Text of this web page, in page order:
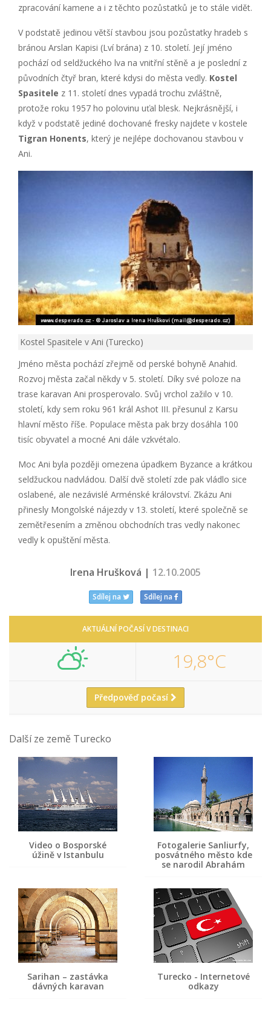
zpracování kamene a i z těchto pozůstatků je to stále vidět.
V podstatě jedinou větší stavbou jsou pozůstatky hradeb s
bránou Arslan Kapisi (Lví brána) z 10. století. Její jméno
pochází od seldžuckého lva na vnitřní stěně a je poslední z
původních čtyř bran, které kdysi do města vedly. Kostel
Spasitele z 11. století dnes vypadá trochu zvláštně,
protože roku 1957 ho polovinu uťal blesk. Nejkrásnější, i
když v podstatě jediné dochované fresky najdete v kostele
Tigran Honents, který je nejlépe dochovanou stavbou v
Ani.
Kostel Spasitele v Ani (Turecko)
Jméno města pochází zřejmě od perské bohyně Anahid.
Rozvoj města začal někdy v 5. století. Díky své poloze na
trase karavan Ani prosperovalo. Svůj vrchol zažilo v 10.
století, kdy sem roku 961 král Ashot III. přesunul z Karsu
hlavní město říše. Populace města pak brzy dosáhla 100
tisíc obyvatel a mocné Ani dále vzkvétalo.
Moc Ani byla později omezena úpadkem Byzance a krátkou
seldžuckou nadvládou. Další dvě století zde pak vládlo sice
oslabené, ale nezávislé Arménské království. Zkázu Ani
přinesly Mongolské nájezdy v 13. století, které společně se
zemětřesením a změnou obchodních tras vedly nakonec
vedly k opuštění města.
Irena Hrušková | 12.10.2005
Sdílej na Sdílej na
AKTUÁLNÍ POČASÍ V DESTINACI
19,8°C
Předpověď počasí
Další ze země Turecko
Video o Bosporské
úžině v Istanbulu
Fotogalerie Sanliurfy,
posvátného město kde
se narodil Abrahám
Sarihan – zastávka
dávných karavan
Turecko - Internetové
odkazy